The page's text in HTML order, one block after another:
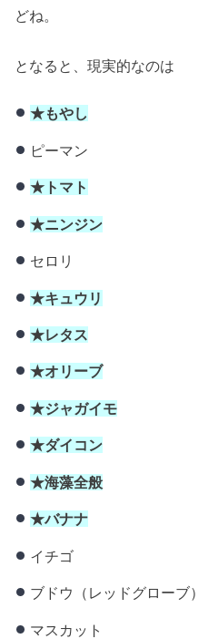
どね。
となると、現実的なのは
★もやし
ピーマン
★トマト
★ニンジン
セロリ
★キュウリ
★レタス
★オリーブ
★ジャガイモ
★ダイコン
★海藻全般
★バナナ
イチゴ
ブドウ（レッドグローブ）
マスカット